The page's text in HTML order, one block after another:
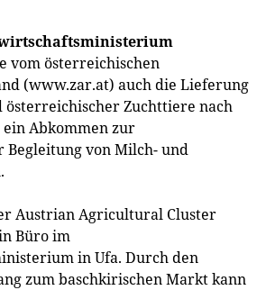
vom österreichischen
(www.zar.at) auch die Lieferung
Zuchttiere nach
Abkommen zur
Begleitung von Milch- und
Austrian Agricultural Cluster
Büro im
in Ufa. Durch den
zum baschkirischen Markt kann